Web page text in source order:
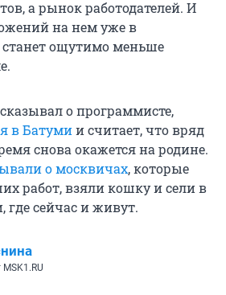
а рынок работодателей. И
на нем уже в
ощутимо меньше
о программисте,
в Батумии считает, что вряд
снова окажется на родине.
о москвичах, которые
работ, взяли кошку и сели в
где сейчас и живут.